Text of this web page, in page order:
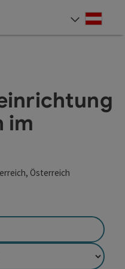
im
Österreich